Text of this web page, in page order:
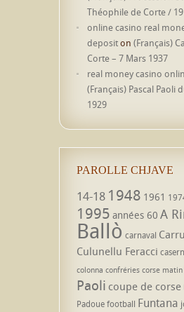
Théophile de Corte /
online casino real
depositon (Français)
Corte – 7 Mars 1937
real money casino
(Français) Pascal Paoli
1929
PAROLLE CHJAVE
14-18 1948 1961
1995 années 60 A
Ballò carnaval
Culunellu Feracci
colonna confréries corse matin
Paoli coupe de corse
Padouefootball Funtana